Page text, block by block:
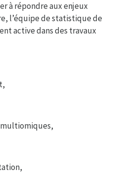
à répondre aux enjeux
l’équipe de statistique de
active dans des travaux
multiomiques,